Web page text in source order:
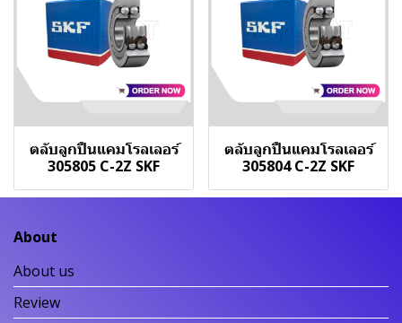
ตลับลูกปืนแคมโรลเลอร์
305805 C-2Z SKF
ตลับลูกปืนแคมโรลเลอร์
305804 C-2Z SKF
About
About us
Review